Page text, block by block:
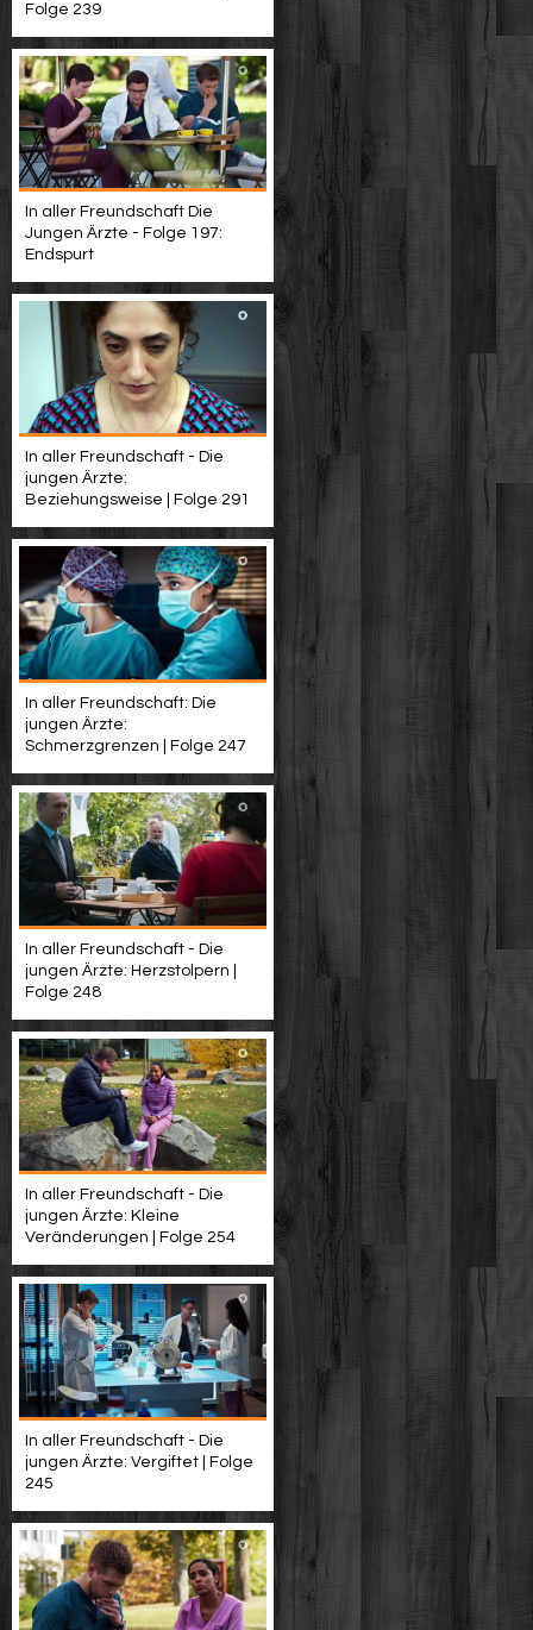
Folge 239
In aller Freundschaft Die
Jungen Ärzte - Folge 197:
Endspurt
In aller Freundschaft - Die
jungen Ärzte:
Beziehungsweise | Folge 291
In aller Freundschaft: Die
jungen Ärzte:
Schmerzgrenzen | Folge 247
In aller Freundschaft - Die
jungen Ärzte: Herzstolpern |
Folge 248
In aller Freundschaft - Die
jungen Ärzte: Kleine
Veränderungen | Folge 254
In aller Freundschaft - Die
jungen Ärzte: Vergiftet | Folge
245